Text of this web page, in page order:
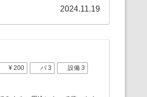
2024.11.19
¥ 200 パ 3 設備 3